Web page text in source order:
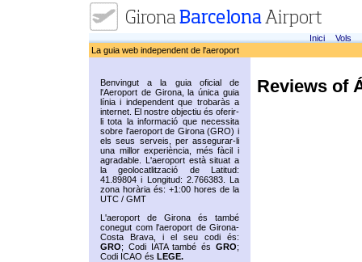
Inici
Vols
La guia web independent de l'aeroport
Benvingut a la guia oficial de
l'Aeroport de Girona, la única guia
línia i independent que trobaràs a
internet. El nostre objectiu és oferir-
li tota la informació que necessita
sobre l'aeroport de Girona (GRO) i
els seus serveis, per assegurar-li
una millor experiència, més fàcil i
agradable. L'aeroport està situat a
la geolocatlització de Latitud:
41.89804 i Longitud: 2.766383. La
zona horària és: +1:00 hores de la
UTC / GMT
L'aeroport de Girona és també
conegut com l'aeroport de Girona-
Costa Brava, i el seu codi és:
GRO; Codi IATA també és GRO;
Codi ICAO és LEGE.
Reviews of